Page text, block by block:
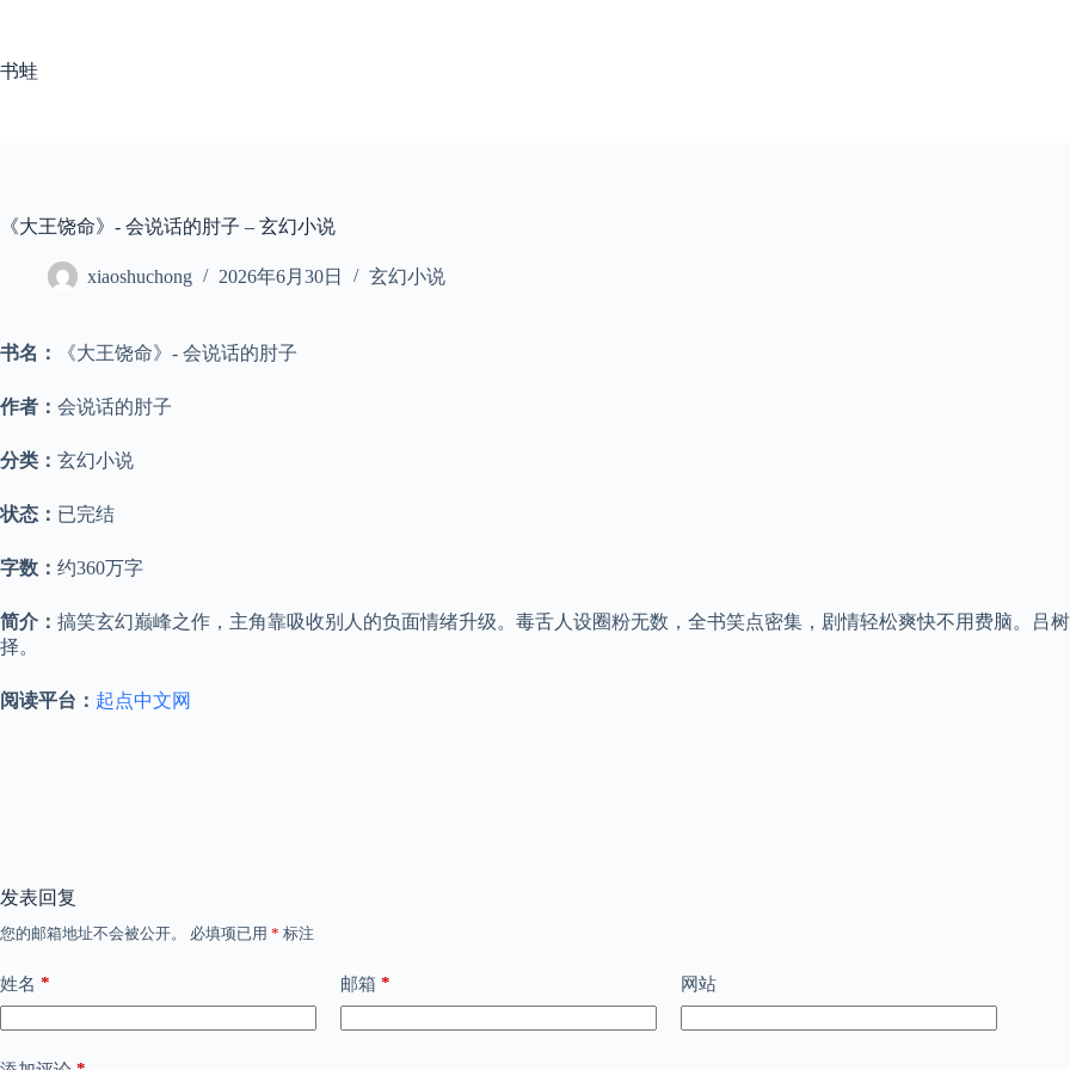
内
容
书蛙
《大王饶命》- 会说话的肘子 – 玄幻小说
xiaoshuchong 2026年6月30日 玄幻小说
书名： 《大王饶命》- 会说话的肘子
作者： 会说话的肘子
分类： 玄幻小说
状态： 已完结
字数： 约360万字
简介： 搞笑玄幻巅峰之作，主角靠吸收别人的负面情绪升级。毒舌人设圈粉无数，全书笑点密集，剧情轻松爽快不用费脑。吕
择。
阅读平台： 起点中文网
发表回复
您的邮箱地址不会被公开。 必填项已用 * 标注
姓名 * 邮箱 * 网站